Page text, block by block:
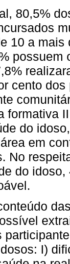
80,5%
10 a
possuem
cento
formativa
do
em
No
do idoso,
I)